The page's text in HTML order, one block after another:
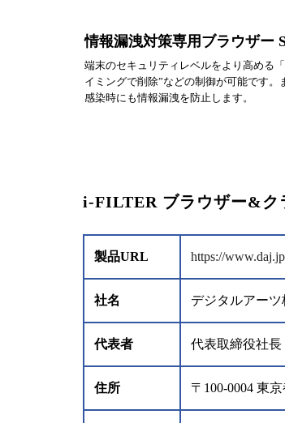
情報漏洩対策専用ブラウザー
端末のセキュリティレベルをより高める
イミングで削除”などの制御が可能です
感染時にも情報漏洩を防止します。
i-FILTER ブラウザー&ク
製品URL https://
社名 デジタルアーツ
代表者 代表取締役社長
住所 〒100-0004 東